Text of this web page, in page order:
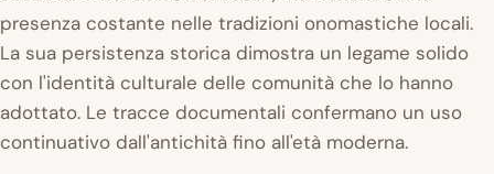
presenza costante nelle tradizioni onomastiche locali.
La sua persistenza storica dimostra un legame solido
con l'identità culturale delle comunità che lo hanno
adottato. Le tracce documentali confermano un uso
continuativo dall'antichità fino all'età moderna.